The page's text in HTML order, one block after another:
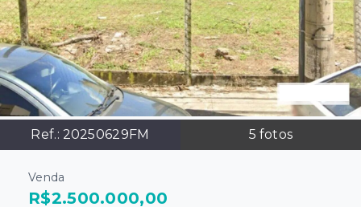
Ref.: 20250629FM 5 fotos
Venda
R$2.500.000,00